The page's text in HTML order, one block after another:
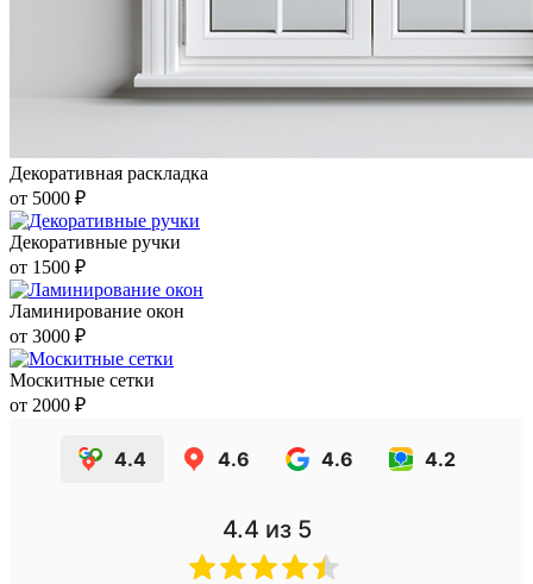
Декоративная раскладка
от 5000 ₽
Декоративные ручки
от 1500 ₽
Ламинирование окон
от 3000 ₽
Москитные сетки
от 2000 ₽
4.4 4.6 4.6 4.2
4.4 из 5